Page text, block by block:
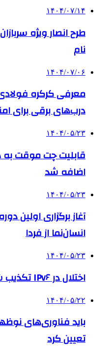
۱۴۰۴/۰۷/۱۴
نام
۱۴۰۴/۰۷/۰۶
درب‌های برقی برای
۱۴۰۴/۰۵/۲۳
قابلیت چت موقت
اضافه شد
۱۴۰۴/۰۵/۲۳
آغاز برگزاری اولین
انسان‌نما از فردا
۱۴۰۴/۰۵/۲۳
اختلال در IPv۶ تکذیب شد
۱۴۰۴/۰۵/۲۲
باید فناوری‌های
تعیین کرد